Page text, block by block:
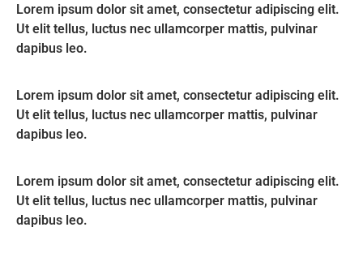
Lorem ipsum dolor sit amet, consectetur adipiscing elit.
Ut elit tellus, luctus nec ullamcorper mattis, pulvinar
dapibus leo.
Lorem ipsum dolor sit amet, consectetur adipiscing elit.
Ut elit tellus, luctus nec ullamcorper mattis, pulvinar
dapibus leo.
Lorem ipsum dolor sit amet, consectetur adipiscing elit.
Ut elit tellus, luctus nec ullamcorper mattis, pulvinar
dapibus leo.